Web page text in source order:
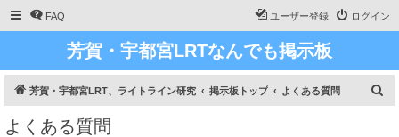
FAQ ログイン
ユーザー登録
芳賀・宇都宮LRTなんでも掲示板
芳賀・宇都宮LRT、ライトライン研究 掲示板トップ よくある質問
よくある質問